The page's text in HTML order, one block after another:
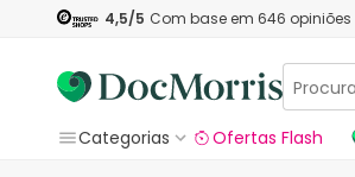
4,5/5 Com base em 646 opiniões
Categorias
Ofertas Flash